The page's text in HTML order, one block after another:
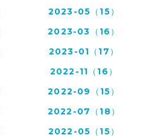
2023-05（15）
2023-03（16）
2023-01（17）
2022-11（16）
2022-09（15）
2022-07（18）
2022-05（15）